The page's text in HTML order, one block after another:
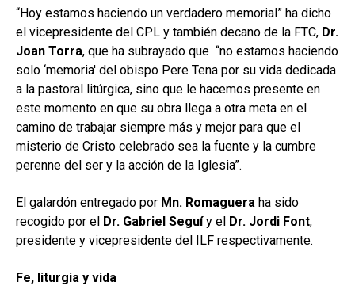
“Hoy estamos haciendo un verdadero memorial” ha dicho
el vicepresidente del CPL y también decano de la FTC, Dr.
Joan Torra, que ha subrayado que “no estamos haciendo
solo ‘memoria' del obispo Pere Tena por su vida dedicada
a la pastoral litúrgica, sino que le hacemos presente en
este momento en que su obra llega a otra meta en el
camino de trabajar siempre más y mejor para que el
misterio de Cristo celebrado sea la fuente y la cumbre
perenne del ser y la acción de la Iglesia”.
El galardón entregado por Mn. Romaguera ha sido
recogido por el Dr. Gabriel Seguíy el Dr. Jordi Font,
presidente y vicepresidente del ILF respectivamente.
Fe, liturgia y vida